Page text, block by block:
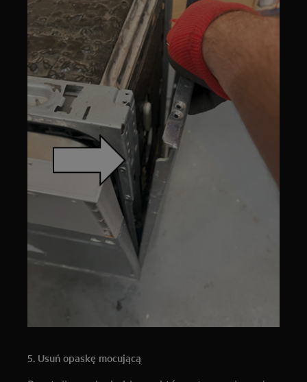
5. Usuń opaskę mocującą